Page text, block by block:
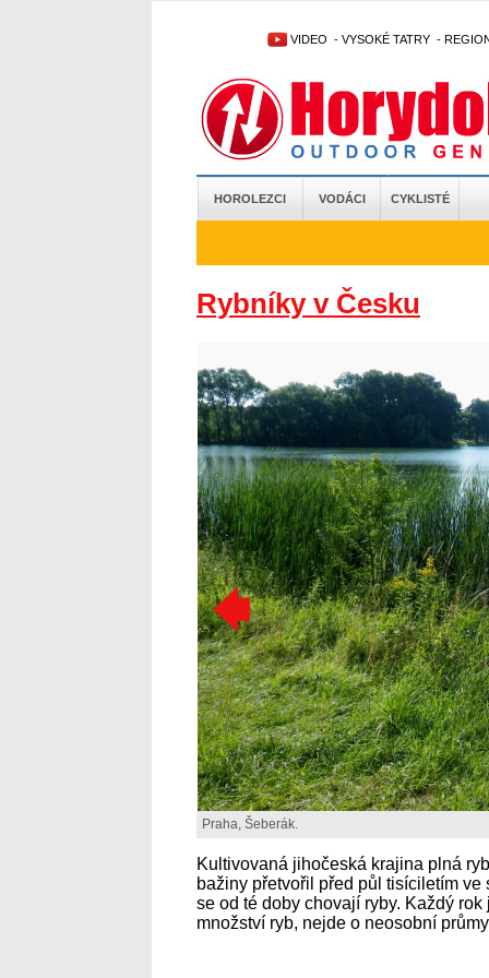
VIDEO - VYSOKÉ TATRY -
HOROLEZCI VODÁCI CYKLISTÉ
Rybníky v Česku
Praha, Šeberák.
Kultivovaná jihočeská krajina plná
bažiny přetvořil před půl tisíciletím
se od té doby chovají ryby. Každý
množství ryb, nejde o neosobní